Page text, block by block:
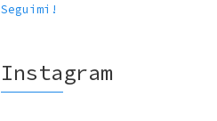
Seguimi!
Instagram